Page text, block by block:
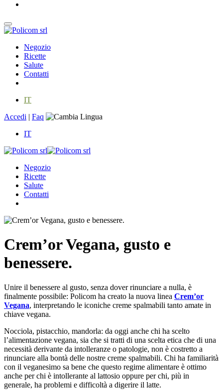
Negozio
Ricette
Salute
Contatti
IT
Accedi | Faq
IT
Negozio
Ricette
Salute
Contatti
Crem’or Vegana, gusto e
benessere.
Unire il benessere al gusto, senza dover rinunciare a nulla, è
finalmente possibile: Policom ha creato la nuova linea Crem’or
Vegana, interpretando le iconiche creme spalmabili tanto amate in
chiave vegana.
Nocciola, pistacchio, mandorla: da oggi anche chi ha scelto
l’alimentazione vegana, sia che si tratti di una scelta etica che di una
necessità derivante da intolleranze o patologie, non è costretto a
rinunciare alla bontà delle nostre creme spalmabili. Chi ha familiarità
con il veganesimo sa bene che questo regime alimentare è ottimo
anche per chi è intollerante al lattosio oppure per chi, più in
generale, ha problemi e difficoltà a digerire il latte.